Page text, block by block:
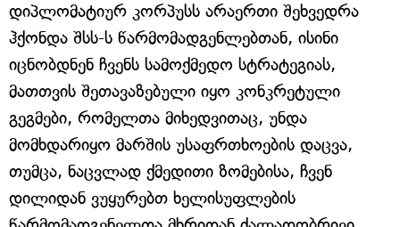
დიპლომატიურ კორპუსს არაერთი შეხვედრა
ჰქონდა შსს-ს წარმომადგენლებთან, ისინი
იცნობდნენ ჩვენს სამოქმედო სტრატეგიას,
მათთვის შეთავაზებული იყო კონკრეტული
გეგმები, რომელთა მიხედვითაც, უნდა
მომხდარიყო მარშის უსაფრთხოების დაცვა,
თუმცა, ნაცვლად ქმედითი ზომებისა, ჩვენ
დილიდან ვუყურებთ ხელისუფლების